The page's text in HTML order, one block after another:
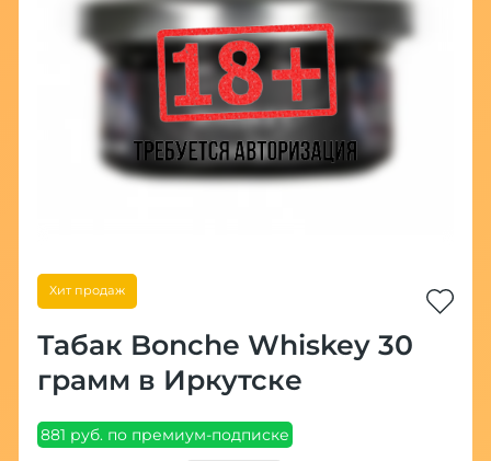
Хит продаж
Табак Bonche Whiskey 30
грамм в Иркутске
881 руб. по премиум-подписке